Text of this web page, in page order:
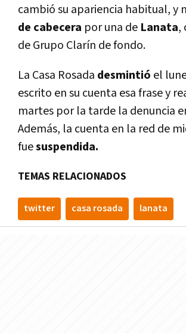
cambió su apariencia habitual, y
de cabecera por una de Lanata,
de Grupo Clarín de fondo.
La Casa Rosada desmintió el
escrito en su cuenta esa frase y
martes por la tarde la denuncia
Además, la cuenta en la red de
fuesuspendida.
TEMAS RELACIONADOS
twitter casa rosada lanata